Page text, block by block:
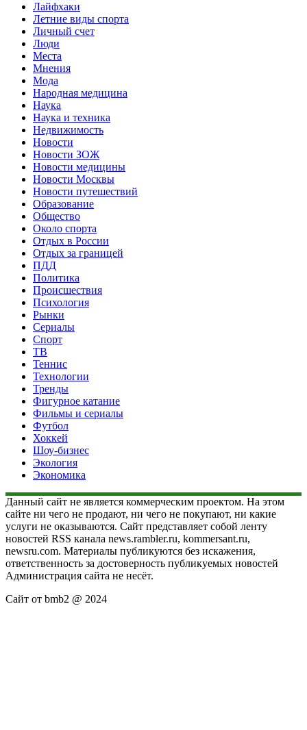
Лайфхаки
Летние виды спорта
Личный счет
Люди
Места
Мнения
Мода
Народная медицина
Наука
Наука и техника
Недвижимость
Новости
Новости ЗОЖ
Новости медицины
Новости Москвы
Новости путешествий
Образование
Общество
Около спорта
Отдых в России
Отдых за границей
ПДД
Политика
Происшествия
Психология
Рынки
Сериалы
Спорт
ТВ
Теннис
Технологии
Тренды
Фигурное катание
Фильмы и сериалы
Футбол
Хоккей
Шоу-бизнес
Экология
Экономика
Данный сайт не является коммерческим проектом. На этом
сайте ни чего не продают, ни чего не покупают, ни какие
услуги не оказываются. Сайт представляет собой ленту
новостей RSS канала news.rambler.ru, kommersant.ru,
newsru.com. Материалы публикуются без искажения,
ответственность за достоверность публикуемых новостей
Администрация сайта не несёт.
Сайт от bmb2 @ 2024